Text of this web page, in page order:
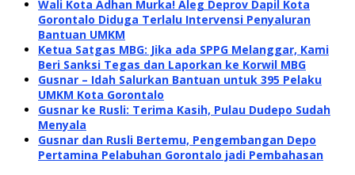
Wali Kota Adhan Murka! Aleg Deprov Dapil Kota
Gorontalo Diduga Terlalu Intervensi Penyaluran
Bantuan UMKM
Ketua Satgas MBG: Jika ada SPPG Melanggar, Kami
Beri Sanksi Tegas dan Laporkan ke Korwil MBG
Gusnar – Idah Salurkan Bantuan untuk 395 Pelaku
UMKM Kota Gorontalo
Gusnar ke Rusli: Terima Kasih, Pulau Dudepo Sudah
Menyala
Gusnar dan Rusli Bertemu, Pengembangan Depo
Pertamina Pelabuhan Gorontalo jadi Pembahasan